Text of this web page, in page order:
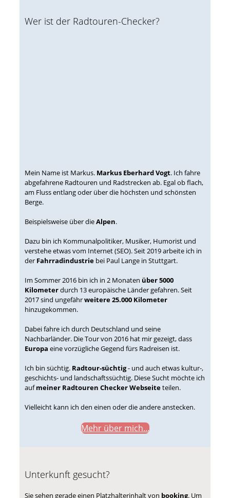
Wer ist der Radtouren-Checker?
Mein Name ist Markus. Markus Eberhard Vogt. Ich fahre
abgefahrene Radtouren und Radstrecken ab. Egal ob flach,
am Fluss entlang oder über die höchsten und schönsten
Berge.
Beispielsweise über dieAlpen.
Dazu bin ich Kommunalpolitiker, Musiker, Humorist und
verstehe etwas vom Internet (SEO). Seit 2019 arbeite ich in
der Fahrradindustrie bei Paul Lange in Stuttgart.
Im Sommer 2016 bin ich in 2 Monaten über 5000
Kilometerdurch 13 europäische Länder gefahren. Seit
2017 sind ungefährweitere 25.000 Kilometer
hinzugekommen.
Dabei fahre ich durch Deutschland und seine
Nachbarländer. Die Tour von 2016 hat mir gezeigt, dass
Europa eine vorzügliche Gegend fürs Radreisen ist.
Ich bin süchtig. Radtour-süchtig- und auch etwas kultur-,
geschichts- und landschaftssüchtig. Diese Sucht möchte ich
aufmeiner Radtouren Checker Webseiteteilen.
Vielleicht kann ich den einen oder die andere anstecken.
Mehr über mich...
Unterkunft gesucht?
Sie sehen gerade einen Platzhalterinhalt von booking. Um